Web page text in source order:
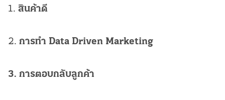
1. สินค้าดี
2. การทำ Data Driven Marketing
3. การตอบกลับลูกค้า